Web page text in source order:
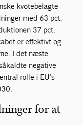
kvotebelagte
med 63 pct.
37 pct.
er effektivt og
I det næste
negative
rolle i EU’s-
for at